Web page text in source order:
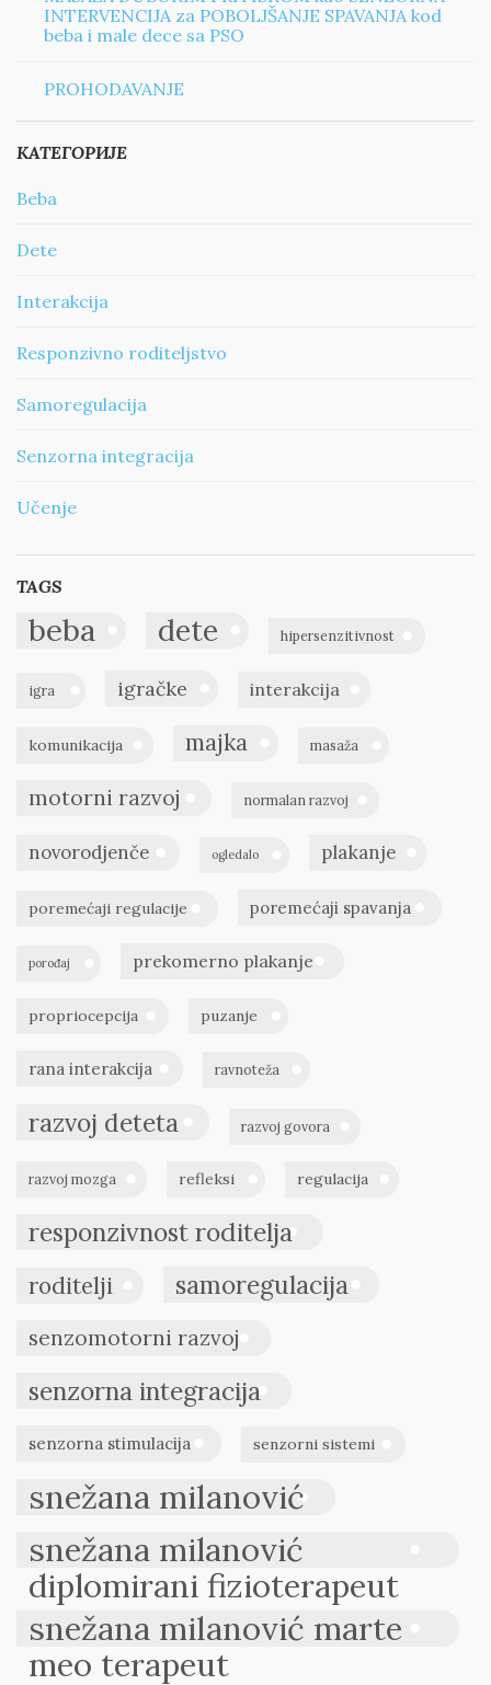
INTERVENCIJA za POBOLJŠANJE SPAVANJA kod
beba i male dece sa PSO
PROHODAVANJE
КАТЕГОРИЈЕ
Beba
Dete
Interakcija
Responzivno roditeljstvo
Samoregulacija
Senzorna integracija
Učenje
TAGS
beba dete hipersenzitivnost
igra igračke interakcija
komunikacija majka masaža
motorni razvoj normalan razvoj
novorodjenče ogledalo plakanje
poremećaji regulacije poremećaji spavanja
porođaj prekomerno plakanje
propriocepcija puzanje
rana interakcija ravnoteža
razvoj deteta razvoj govora
razvoj mozga refleksi regulacija
responzivnost roditelja
roditelji samoregulacija
senzomotorni razvoj
senzorna integracija
senzorna stimulacija senzorni sistemi
snežana milanović
snežana milanović
diplomirani fizioterapeut
snežana milanović marte
meo terapeut